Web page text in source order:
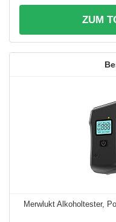
ZUM
Merwlukt Alkoholtester,